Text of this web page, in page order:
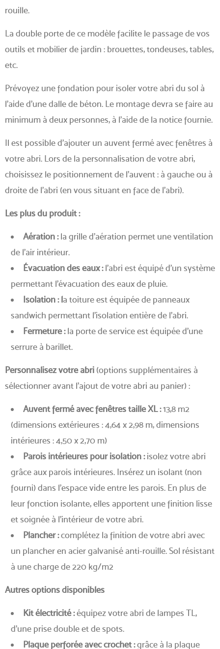
rouille.
La double porte de ce modèle facilite le passage de vos
outils et mobilier de jardin : brouettes, tondeuses, tables,
etc.
Prévoyez une fondation pour isoler votre abri du sol à
l’aide d’une dalle de béton. Le montage devra se faire au
minimum à deux personnes, à l’aide de la notice fournie.
Il est possible d’ajouter un auvent fermé avec fenêtres à
votre abri. Lors de la personnalisation de votre abri,
choisissez le positionnement de l’auvent : à gauche ou à
droite de l’abri (en vous situant en face de l’abri).
Les plus du produit :
Aération :la grille d’aération permet une ventilation
de l’air intérieur.
Évacuation des eaux :l’abri est équipé d’un système
permettant l’évacuation des eaux de pluie.
Isolation : la toiture est équipée de panneaux
sandwich permettant l’isolation entière de l’abri.
Fermeture :la porte de service est équipée d’une
serrure à barillet.
Personnalisez votre abri (options supplémentaires à
sélectionner avant l’ajout de votre abri au panier) :
Auvent fermé avec fenêtres taille XL :13,8 m2
(dimensions extérieures : 4,64 x 2,98 m, dimensions
intérieures : 4,50 x 2,70 m)
Parois intérieures pour isolation :isolez votre abri
grâce aux parois intérieures. Insérez un isolant (non
fourni) dans l’espace vide entre les parois. En plus de
leur fonction isolante, elles apportent une finition lisse
et soignée à l’intérieur de votre abri.
Plancher :complétez la finition de votre abri avec
un plancher en acier galvanisé anti-rouille. Sol résistant
à une charge de 220 kg/m2
Autres options disponibles
Kit électricité :équipez votre abri de lampes TL,
d’une prise double et de spots.
Plaque perforée avec crochet :grâce à la plaque